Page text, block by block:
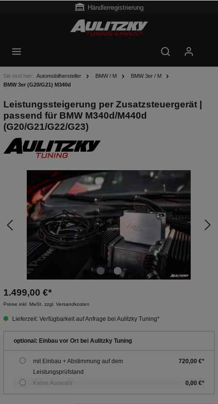
Händlerregistrierung
Sie sind hier: Automobilhersteller BMW / M
BMW 3er / M
BMW 3er (G20/G21) M340d
Leistungssteigerung per Zusatzsteuergerät |
passend für BMW M340d/M440d
(G20/G21/G22/G23)
1.499,00 €*
Preise inkl. MwSt. zzgl. Versandkosten
Lieferzeit: Verfügbarkeit auf Anfrage bei Aulitzky Tuning*
optional: Einbau vor Ort bei Aulitzky Tuning
mit Einbau + Abstimmung auf dem
Leistungsprüfstand
720,00 €*
Keine Auswahl 0,00 €*